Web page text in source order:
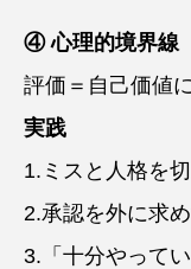
④ 心理的境界線
評価＝自己価値
実践
1.ミスと人格を
2.承認を外に求
3.「十分やって